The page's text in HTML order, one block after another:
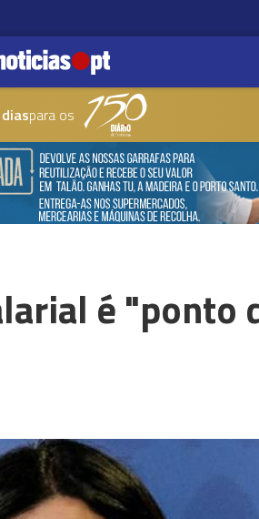
para os
é "ponto